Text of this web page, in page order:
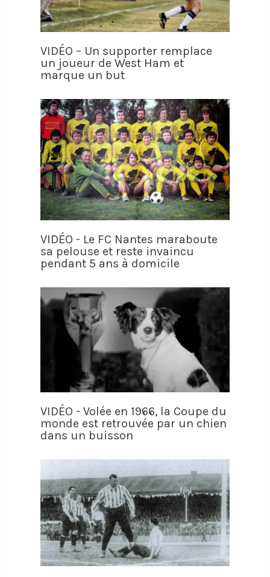
VIDÉO – Un supporter remplace
un joueur de West Ham et
marque un but
VIDÉO - Le FC Nantes maraboute
sa pelouse et reste invaincu
pendant 5 ans à domicile
VIDÉO - Volée en 1966, la Coupe du
monde est retrouvée par un chien
dans un buisson